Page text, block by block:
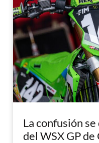
La confusión
del WSX GP de